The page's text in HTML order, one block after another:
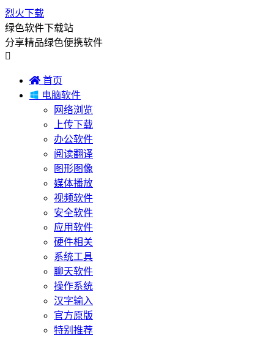
烈火下载
绿色软件下载站
分享精品绿色便携软件

 首页
 电脑软件
网络浏览
上传下载
办公软件
阅读翻译
图形图像
媒体播放
视频软件
安全软件
应用软件
硬件相关
系统工具
聊天软件
操作系统
汉字输入
官方原版
特别推荐